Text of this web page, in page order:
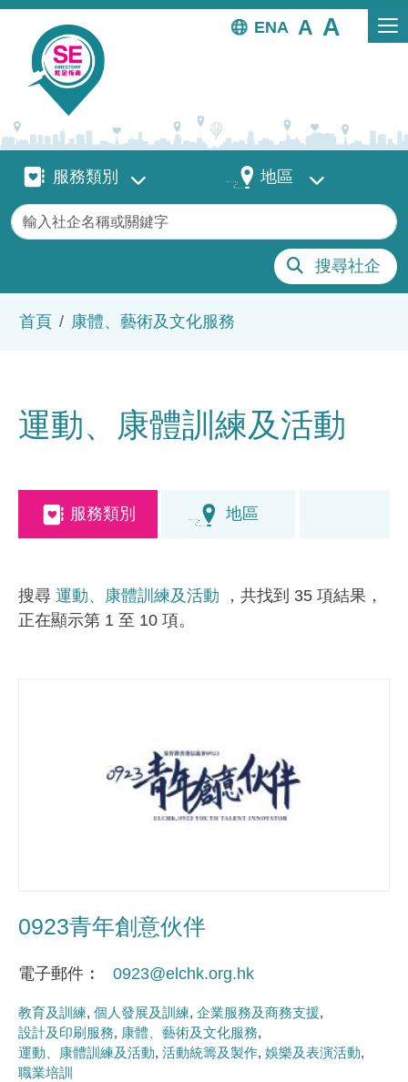
移至主內容
EN
服務類別服務類別 地區 地區
關鍵字
搜尋社企
首頁 康體、藝術及文化服務
運動、康體訓練及活動
服務類別 地區
搜尋 運動、康體訓練及活動
，共找到 35 項結果，
正在顯示第 1 至 10 項。
0923青年創意伙伴
電子郵件 0923@elchk.org.hk
教育及訓練 個人發展及訓練 企業服務及商務支援
設計及印刷服務
康體、藝術及文化服務
運動、康體訓練及活動 活動統籌及製作 娛樂及表演活動
職業培訓